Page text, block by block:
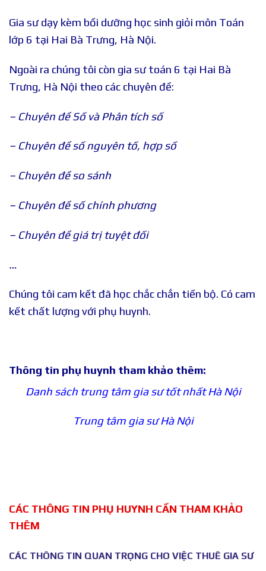
Gia sư dạy kèm bồi dưỡng học sinh giỏi môn Toán
lớp 6 tại Hai Bà Trưng, Hà Nội.
Ngoài ra chúng tôi còn gia sư toán 6 tại Hai Bà
Trưng, Hà Nội theo các chuyên đề:
– Chuyên đề Số và Phân tích số
– Chuyên đề số nguyên tố, hợp số
– Chuyên đề so sánh
– Chuyên đề số chính phương
– Chuyên đề giá trị tuyệt đối
…
Chúng tôi cam kết đã học chắc chắn tiến bộ. Có cam
kết chất lượng với phụ huynh.
Thông tin phụ huynh tham khảo thêm:
Danh sách trung tâm gia sư tốt nhất Hà Nội
Trung tâm gia sư Hà Nội
CÁC THÔNG TIN PHỤ HUYNH CẦN THAM KHẢO
THÊM
CÁC THÔNG TIN QUAN TRỌNG CHO VIỆC THUÊ GIA SƯ